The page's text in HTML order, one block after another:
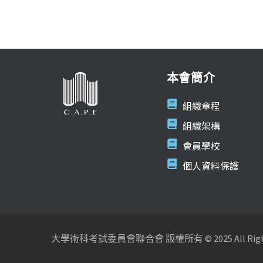
本會簡介
組織章程
組織架構
會員學校
個人資料保護
大學術科考試委員會聯合會 版權所有 © 2025 All